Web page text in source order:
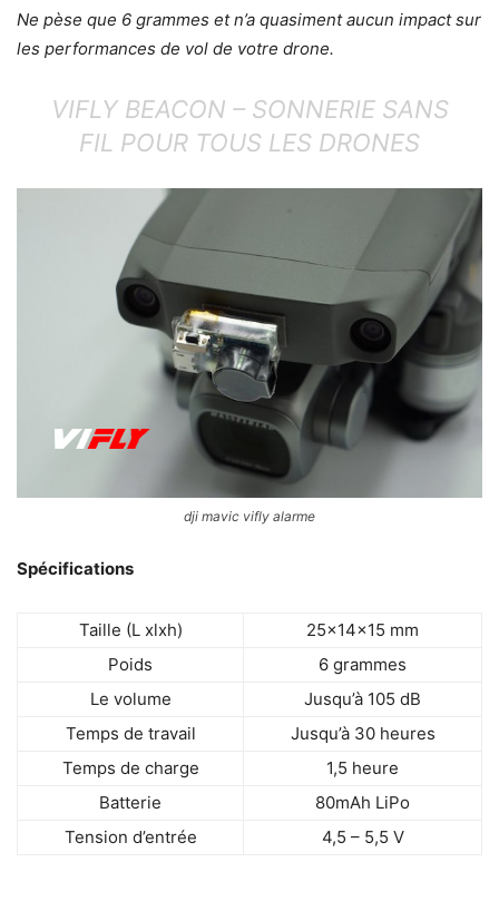
Ne pèse que 6 grammes et n’a quasiment aucun impact sur
les performances de vol de votre drone.
VIFLY BEACON – SONNERIE SANS
FIL POUR TOUS LES DRONES
dji mavic vifly alarme
Spécifications
Taille (L xlxh)
25x14x15 mm
Poids
6 grammes
Le volume
Jusqu’à 105 dB
Temps de travail
Jusqu’à 30 heures
Temps de charge
1,5 heure
Batterie
80mAh LiPo
Tension d’entrée
4,5 – 5,5 V